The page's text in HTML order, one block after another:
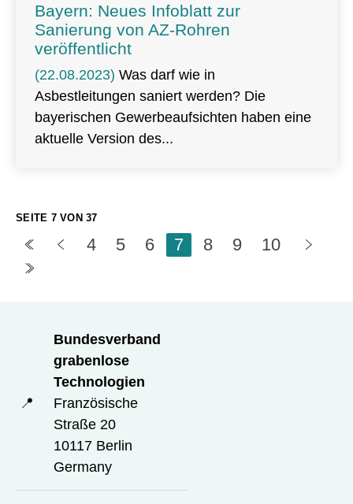
Bayern: Neues Infoblatt zur
Sanierung von AZ-Rohren
veröffentlicht
(22.08.2023) Was darf wie in
Asbestleitungen saniert werden? Die
bayerischen Gewerbeaufsichten haben eine
aktuelle Version des
SEITE 7 VON 37
4 5 6 7 8 9 10
📍
Bundesverband
grabenlose
Technologien
Französische
Straße 20
10117 Berlin
Germany